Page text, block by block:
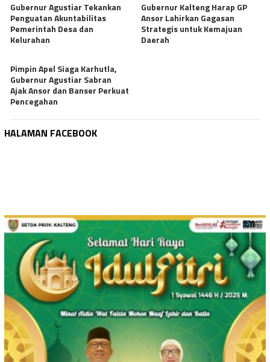
Gubernur Agustiar Tekankan
Penguatan Akuntabilitas
Pemerintah Desa dan
Kelurahan
Gubernur Kalteng Harap GP
Ansor Lahirkan Gagasan
Strategis untuk Kemajuan
Daerah
Pimpin Apel Siaga Karhutla,
Gubernur Agustiar Sabran
Ajak Ansor dan Banser Perkuat
Pencegahan
HALAMAN FACEBOOK